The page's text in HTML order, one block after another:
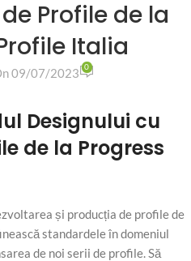
Profile de la
Italia
09/07/2023 0
Designului cu
de la Progress
și producția de profile de
standardele în domeniul
de noi serii de profile. Să